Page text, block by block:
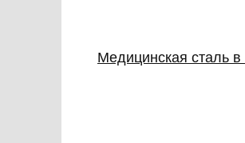
Медицинская сталь в